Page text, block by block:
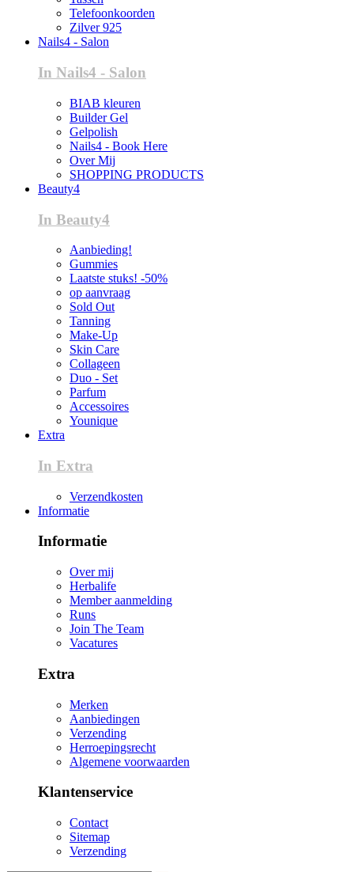
Telefoonkoorden
Zilver 925
Nails4 - Salon
In Nails4 - Salon
BIAB kleuren
Builder Gel
Gelpolish
Nails4 - Book Here
Over Mij
SHOPPING PRODUCTS
Beauty4
In Beauty4
Aanbieding!
Gummies
Laatste stuks! -50%
op aanvraag
Sold Out
Tanning
Make-Up
Skin Care
Collageen
Duo - Set
Parfum
Accessoires
Younique
Extra
In Extra
Verzendkosten
Informatie
Informatie
Over mij
Herbalife
Member aanmelding
Runs
Join The Team
Vacatures
Extra
Merken
Aanbiedingen
Verzending
Herroepingsrecht
Algemene voorwaarden
Klantenservice
Contact
Sitemap
Verzending